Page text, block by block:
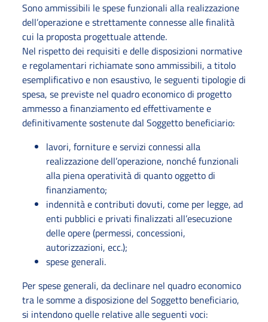
Sono ammissibili le spese funzionali alla realizzazione
dell’operazione e strettamente connesse alle finalità
cui la proposta progettuale attende.
Nel rispetto dei requisiti e delle disposizioni normative
e regolamentari richiamate sono ammissibili, a titolo
esemplificativo e non esaustivo, le seguenti tipologie di
spesa, se previste nel quadro economico di progetto
ammesso a finanziamento ed effettivamente e
definitivamente sostenute dal Soggetto beneficiario:
lavori, forniture e servizi connessi alla
realizzazione dell’operazione, nonché funzionali
alla piena operatività di quanto oggetto di
finanziamento;
indennità e contributi dovuti, come per legge, ad
enti pubblici e privati finalizzati all’esecuzione
delle opere (permessi, concessioni,
autorizzazioni, ecc.);
spese generali.
Per spese generali, da declinare nel quadro economico
tra le somme a disposizione del Soggetto beneficiario,
si intendono quelle relative alle seguenti voci: